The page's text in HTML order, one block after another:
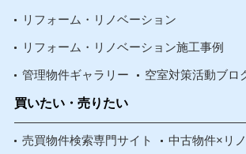
リフォーム・リノベーション
リフォーム・リノベーション施工事例
管理物件ギャラリー 空室対策活動ブロ
買いたい・売りたい
売買物件検索専門サイト 中古物件×リ